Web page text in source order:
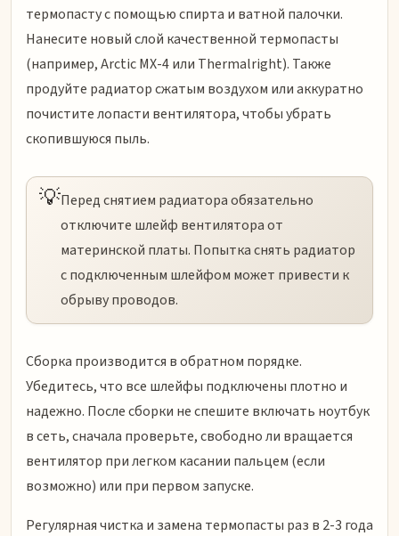
термопасту с помощью спирта и ватной палочки.
Нанесите новый слой качественной термопасты
(например, Arctic MX-4 или Thermalright). Также
продуйте радиатор сжатым воздухом или аккуратно
почистите лопасти вентилятора, чтобы убрать
скопившуюся пыль.
💡Перед снятием радиатора обязательно
отключите шлейф вентилятора от
материнской платы. Попытка снять радиатор
с подключенным шлейфом может привести к
обрыву проводов.
Сборка производится в обратном порядке.
Убедитесь, что все шлейфы подключены плотно и
надежно. После сборки не спешите включать ноутбук
в сеть, сначала проверьте, свободно ли вращается
вентилятор при легком касании пальцем (если
возможно) или при первом запуске.
Регулярная чистка и замена термопасты раз в 2-3 года